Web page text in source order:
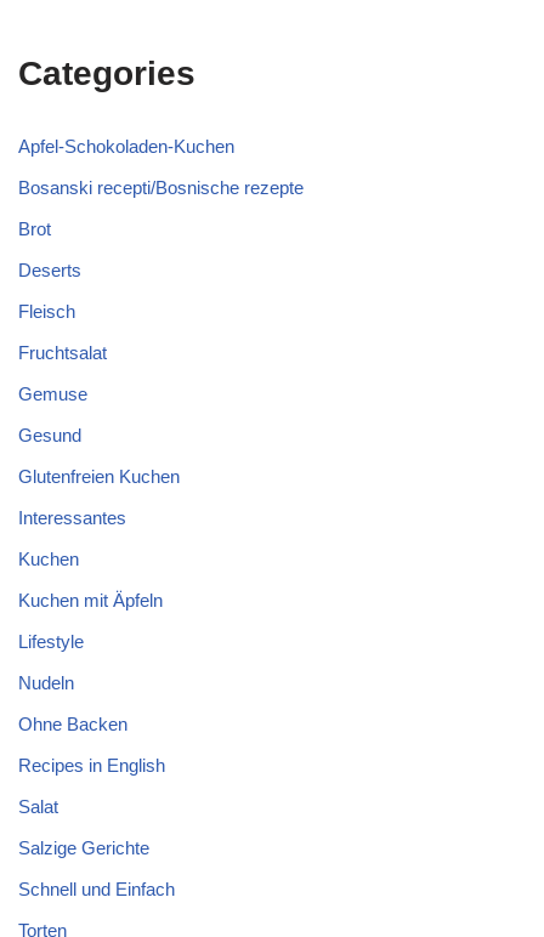
Categories
Apfel-Schokoladen-Kuchen
Bosanski recepti/Bosnische rezepte
Brot
Deserts
Fleisch
Fruchtsalat
Gemuse
Gesund
Glutenfreien Kuchen
Interessantes
Kuchen
Kuchen mit Äpfeln
Lifestyle
Nudeln
Ohne Backen
Recipes in English
Salat
Salzige Gerichte
Schnell und Einfach
Torten